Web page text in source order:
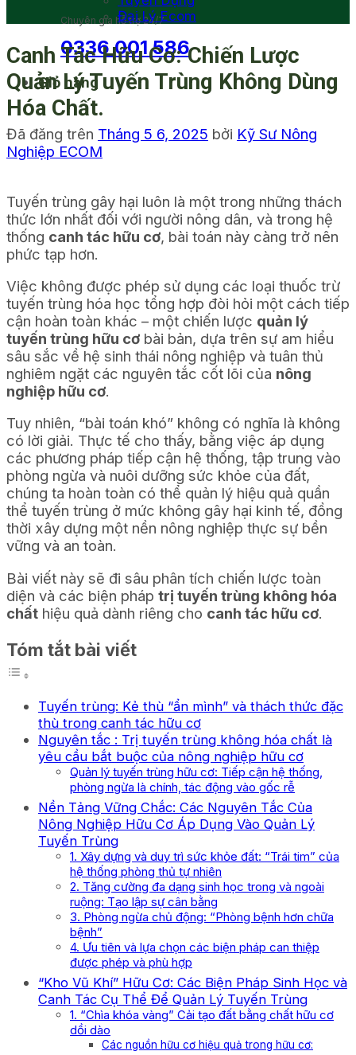
Chuyên gia hỗ trợ 24/7
0336 001 586
Giỏ hàng
Đại Lý Ecom
Canh Tác Hữu Cơ: Chiến Lược
Quản Lý Tuyến Trùng Không Dùng
Hóa Chất.
Đã đăng trên Tháng 5 6, 2025 bởi Kỹ Sư Nông
Nghiệp ECOM
Tuyến trùng gây hại luôn là một trong những thách
thức lớn nhất đối với người nông dân, và trong hệ
thống canh tác hữu cơ, bài toán này càng trở nên
phức tạp hơn.
Việc không được phép sử dụng các loại thuốc trừ
tuyến trùng hóa học tổng hợp đòi hỏi một cách tiếp
cận hoàn toàn khác – một chiến lược quản lý
tuyến trùng hữu cơ bài bản, dựa trên sự am hiểu
sâu sắc về hệ sinh thái nông nghiệp và tuân thủ
nghiêm ngặt các nguyên tắc cốt lõi của nông
nghiệp hữu cơ.
Tuy nhiên, “bài toán khó” không có nghĩa là không
có lời giải. Thực tế cho thấy, bằng việc áp dụng
các phương pháp tiếp cận hệ thống, tập trung vào
phòng ngừa và nuôi dưỡng sức khỏe của đất,
chúng ta hoàn toàn có thể quản lý hiệu quả quần
thể tuyến trùng ở mức không gây hại kinh tế, đồng
thời xây dựng một nền nông nghiệp thực sự bền
vững và an toàn.
Bài viết này sẽ đi sâu phân tích chiến lược toàn
diện và các biện pháp trị tuyến trùng không hóa
chất hiệu quả dành riêng cho canh tác hữu cơ.
Tóm tắt bài viết
Tuyến trùng: Kẻ thù “ẩn mình” và thách thức đặc
thù trong canh tác hữu cơ
Nguyên tắc : Trị tuyến trùng không hóa chất là
yêu cầu bắt buộc của nông nghiệp hữu cơ
Quản lý tuyến trùng hữu cơ: Tiếp cận hệ thống,
phòng ngừa là chính, tác động vào gốc rễ
Nền Tảng Vững Chắc: Các Nguyên Tắc Của
Nông Nghiệp Hữu Cơ Áp Dụng Vào Quản Lý
Tuyến Trùng
1. Xây dựng và duy trì sức khỏe đất: “Trái tim” của
hệ thống phòng thủ tự nhiên
2. Tăng cường đa dạng sinh học trong và ngoài
ruộng: Tạo lập sự cân bằng
3. Phòng ngừa chủ động: “Phòng bệnh hơn chữa
bệnh”
4. Ưu tiên và lựa chọn các biện pháp can thiệp
được phép và phù hợp
“Kho Vũ Khí” Hữu Cơ: Các Biện Pháp Sinh Học và
Canh Tác Cụ Thể Để Quản Lý Tuyến Trùng
1. “Chìa khóa vàng” Cải tạo đất bằng chất hữu cơ
dồi dào
Các nguồn hữu cơ hiệu quả trong hữu cơ: